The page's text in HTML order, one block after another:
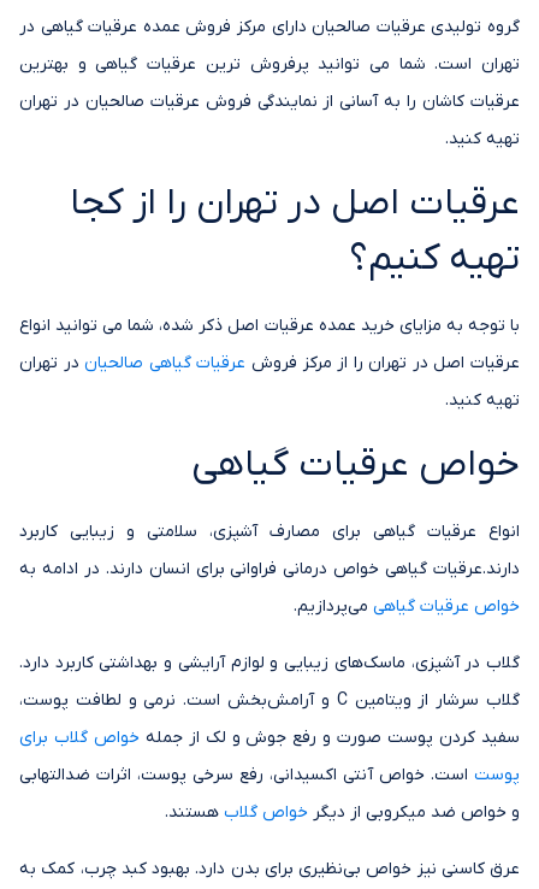
گروه تولیدی عرقیات صالحیان دارای مرکز فروش عمده عرقیات گیاهی در
تهران است. شما می توانید پرفروش ترین عرقیات گیاهی و بهترین
عرقیات کاشان را به آسانی از نمایندگی فروش عرقیات صالحیان در تهران
تهیه کنید.
عرقیات اصل در تهران را از کجا
تهیه کنیم؟
با توجه به مزایای خرید عمده عرقیات اصل ذکر شده، شما می توانید انواع
عرقیات اصل در تهران را از مرکز فروش عرقیات گیاهی صالحیان در تهران
تهیه کنید.
خواص عرقیات گیاهی
انواع عرقیات گیاهی برای مصارف آشپزی، سلامتی و زیبایی کاربرد
دارند.عرقیات گیاهی خواص درمانی فراوانی برای انسان دارند. در ادامه به
خواص عرقیات گیاهی می‌پردازیم.
گلاب در آشپزی، ماسک‌های زیبایی و لوازم آرایشی و بهداشتی کاربرد دارد.
گلاب سرشار از ویتامین C و آرامش‌بخش است. نرمی و لطافت پوست،
سفید کردن پوست صورت و رفع جوش و لک از جمله خواص گلاب برای
پوست است. خواص آنتی اکسیدانی، رفع سرخی پوست، اثرات ضدالتهابی
و خواص ضد میکروبی از دیگر خواص گلاب هستند.
عرق کاسنی نیز خواص بی‌نظیری برای بدن دارد. بهبود کبد چرب، کمک به